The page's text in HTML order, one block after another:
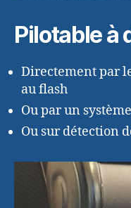
Pilotable à
Directement par
au flash
Ou par un
Ou sur détection